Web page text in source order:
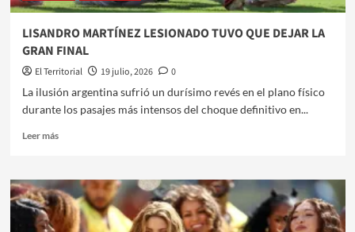
LISANDRO MARTÍNEZ LESIONADO TUVO QUE DEJAR LA
GRAN FINAL
El Territorial 19 julio, 2026
0
La ilusión argentina sufrió un durísimo revés en el plano físico
durante los pasajes más intensos del choque definitivo en...
Leer másLeer
LISANDRO
MARTÍNEZ
LESIONADO
TUVO